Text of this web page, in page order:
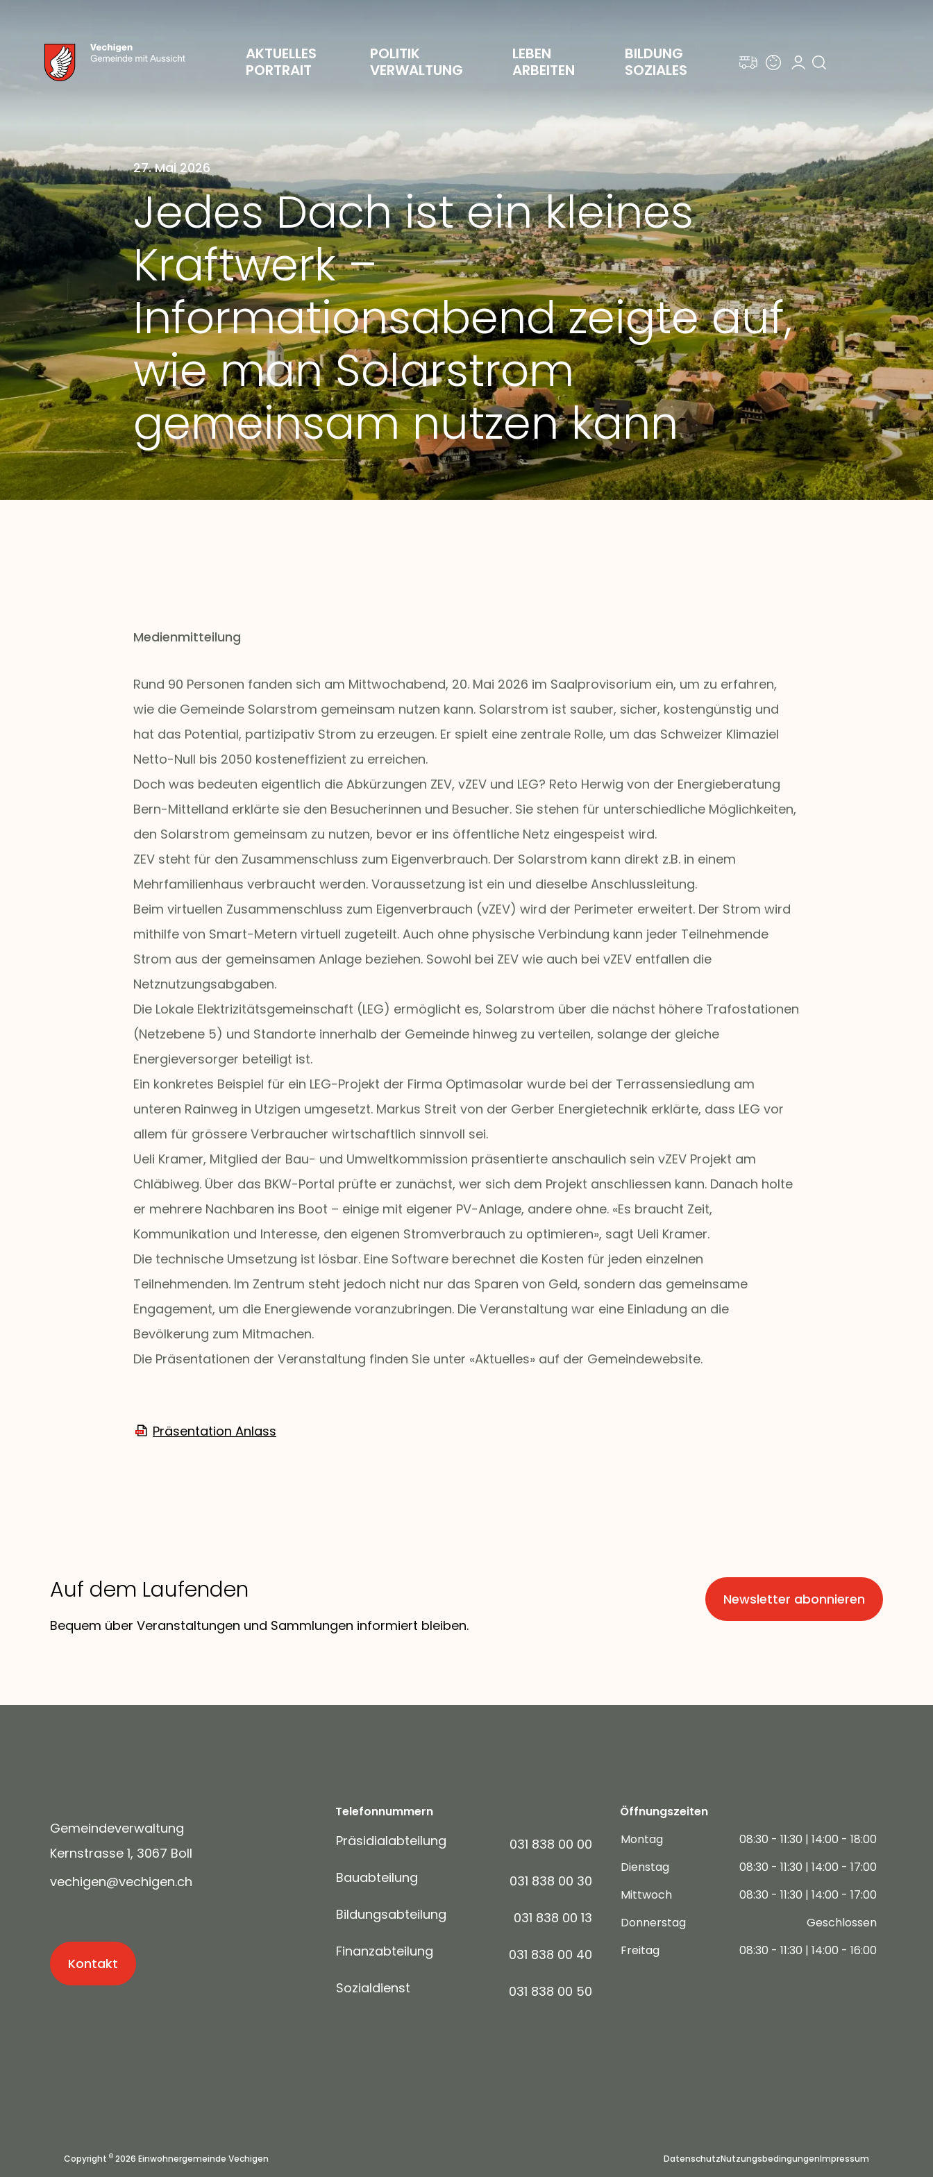
AKTUELLES
PORTRAIT
POLITIK
VERWALTUNG
LEBEN
ARBEITEN
BILDUNG
SOZIALES
27. Mai 2026
Jedes Dach ist ein kleines
Kraftwerk –
Informationsabend zeigte auf,
wie man Solarstrom
gemeinsam nutzen kann
Medienmitteilung
Rund 90 Personen fanden sich am Mittwochabend, 20. Mai 2026 im Saalprovisorium ein, um zu erfahren,
wie die Gemeinde Solarstrom gemeinsam nutzen kann. Solarstrom ist sauber, sicher, kostengünstig und
hat das Potential, partizipativ Strom zu erzeugen. Er spielt eine zentrale Rolle, um das Schweizer Klimaziel
Netto-Null bis 2050 kosteneffizient zu erreichen.
Doch was bedeuten eigentlich die Abkürzungen ZEV, vZEV und LEG? Reto Herwig von der Energieberatung
Bern-Mittelland erklärte sie den Besucherinnen und Besucher. Sie stehen für unterschiedliche Möglichkeiten,
den Solarstrom gemeinsam zu nutzen, bevor er ins öffentliche Netz eingespeist wird.
ZEV steht für den Zusammenschluss zum Eigenverbrauch. Der Solarstrom kann direkt z.B. in einem
Mehrfamilienhaus verbraucht werden. Voraussetzung ist ein und dieselbe Anschlussleitung.
Beim virtuellen Zusammenschluss zum Eigenverbrauch (vZEV) wird der Perimeter erweitert. Der Strom wird
mithilfe von Smart-Metern virtuell zugeteilt. Auch ohne physische Verbindung kann jeder Teilnehmende
Strom aus der gemeinsamen Anlage beziehen. Sowohl bei ZEV wie auch bei vZEV entfallen die
Netznutzungsabgaben.
Die Lokale Elektrizitätsgemeinschaft (LEG) ermöglicht es, Solarstrom über die nächst höhere Trafostationen
(Netzebene 5) und Standorte innerhalb der Gemeinde hinweg zu verteilen, solange der gleiche
Energieversorger beteiligt ist.
Ein konkretes Beispiel für ein LEG-Projekt der Firma Optimasolar wurde bei der Terrassensiedlung am
unteren Rainweg in Utzigen umgesetzt. Markus Streit von der Gerber Energietechnik erklärte, dass LEG vor
allem für grössere Verbraucher wirtschaftlich sinnvoll sei.
Ueli Kramer, Mitglied der Bau- und Umweltkommission präsentierte anschaulich sein vZEV Projekt am
Chläbiweg. Über das BKW-Portal prüfte er zunächst, wer sich dem Projekt anschliessen kann. Danach holte
er mehrere Nachbaren ins Boot – einige mit eigener PV-Anlage, andere ohne. «Es braucht Zeit,
Kommunikation und Interesse, den eigenen Stromverbrauch zu optimieren», sagt Ueli Kramer.
Die technische Umsetzung ist lösbar. Eine Software berechnet die Kosten für jeden einzelnen
Teilnehmenden. Im Zentrum steht jedoch nicht nur das Sparen von Geld, sondern das gemeinsame
Engagement, um die Energiewende voranzubringen. Die Veranstaltung war eine Einladung an die
Bevölkerung zum Mitmachen.
Die Präsentationen der Veranstaltung finden Sie unter «Aktuelles» auf der Gemeindewebsite.
Präsentation Anlass
Auf dem Laufenden
Bequem über Veranstaltungen und Sammlungen informiert bleiben.
Newsletter abonnieren
Gemeindeverwaltung
Kernstrasse 1, 3067 Boll
v ch g n v ch g n ch
Kontakt
Telefonnummern
Präsidialabteilung
031 838 00 00
Bauabteilung
031 838 00 30
Bildungsabteilung
031 838 00 13
Finanzabteilung
031 838 00 40
Sozialdienst
031 838 00 50
Öffnungszeiten
Montag
08:30 - 11:30 | 14:00 - 18:00
Dienstag
08:30 - 11:30 | 14:00 - 17:00
Mittwoch
08:30 - 11:30 | 14:00 - 17:00
Donnerstag
Geschlossen
Freitag
08:30 - 11:30 | 14:00 - 16:00
Copyright © 2026 Einwohnergemeinde Vechigen DatenschutzNutzungsbedingungenImpressum